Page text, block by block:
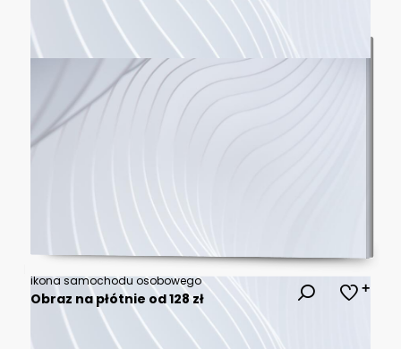
ikona samochodu osobowego
Obraz na płótnie od 128 zł